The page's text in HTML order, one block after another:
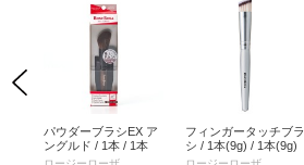
Previous
パウダーブラシEX ア
ングルド / 1本 / 1本
フィンガータッチブラ
シ / 1本(9g) / 1本(9g)